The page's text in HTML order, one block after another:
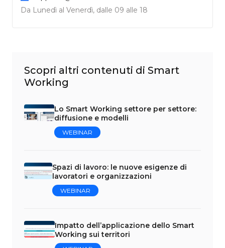
Da Lunedì al Venerdì, dalle 09 alle 18
Scopri altri contenuti di Smart
Working
Lo Smart Working settore per settore:
diffusione e modelli
WEBINAR
Spazi di lavoro: le nuove esigenze di
lavoratori e organizzazioni
WEBINAR
Impatto dell’applicazione dello Smart
Working sui territori